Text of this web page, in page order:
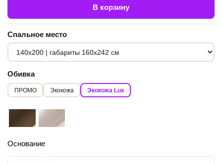
В корзину
Спальное место
Обивка
ПРОМО Экокожа Экокожа Lux
Основание